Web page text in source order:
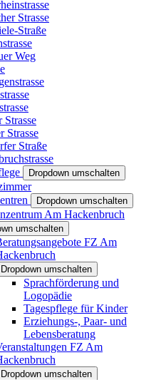
Strasse
Straße
Weg
Strasse
Strasse
Straße
Dropdown umschalten
Dropdown umschalten
Am Hackenbruch
umschalten
FZ Am
Dropdown umschalten
Sprachförderung und
Logopädie
Tagespflege für Kinder
Erziehungs-, Paar- und
Lebensberatung
FZ Am
Dropdown umschalten